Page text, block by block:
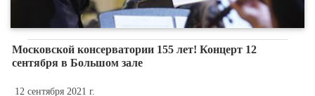
Московской консерватории 155 лет! Концерт 12
сентября в Большом зале
12 сентября 2021 г.